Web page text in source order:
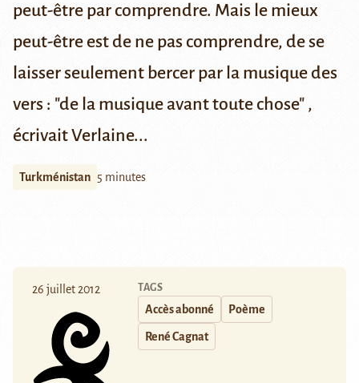
peut-être par comprendre. Mais le mieux
peut-être est de ne pas comprendre, de se
laisser seulement bercer par la musique des
vers : "de la musique avant toute chose" ,
écrivait Verlaine...
Turkménistan 5 minutes
26 juillet 2012 TAGS
Accès abonné Poème
René Cagnat